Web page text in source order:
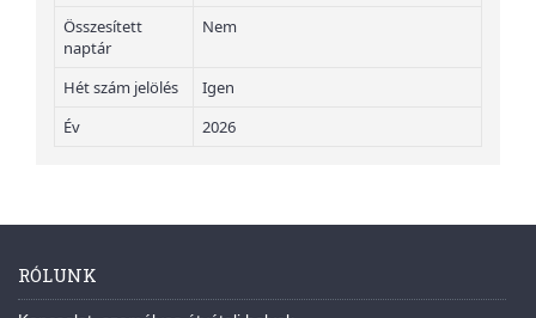
Összesített
naptár
Nem
Hét szám jelölés
Igen
Év
2026
RÓLUNK